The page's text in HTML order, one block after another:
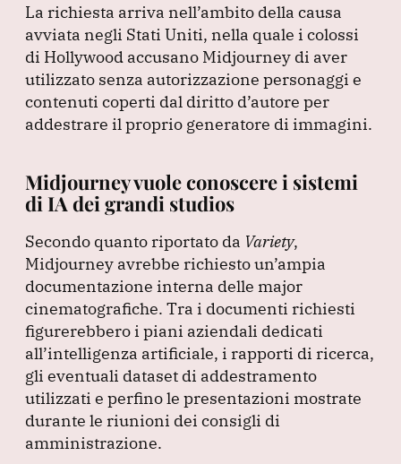
La richiesta arriva nell’ambito della causa
avviata negli Stati Uniti, nella quale i colossi
di Hollywood accusano Midjourney di aver
utilizzato senza autorizzazione personaggi e
contenuti coperti dal diritto d’autore per
addestrare il proprio generatore di immagini.
Midjourney vuole conoscere i sistemi
di IA dei grandi studios
Secondo quanto riportato da Variety,
Midjourney avrebbe richiesto un’ampia
documentazione interna delle major
cinematografiche. Tra i documenti richiesti
figurerebbero i piani aziendali dedicati
all’intelligenza artificiale, i rapporti di ricerca,
gli eventuali dataset di addestramento
utilizzati e perfino le presentazioni mostrate
durante le riunioni dei consigli di
amministrazione.